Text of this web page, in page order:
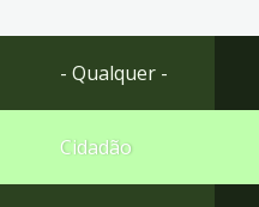
Ir
rodapé
- Qualquer -
Cidadão